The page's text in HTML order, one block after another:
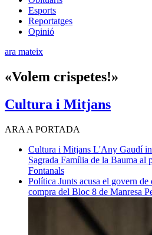
Esports
Reportatges
Opinió
ara mateix
«Volem crispetes!»
Cultura i Mitjans
ARA A PORTADA
Cultura i Mitjans L'Any Gaudí
Sagrada Família de la Bauma al
Fontanals
Política Junts acusa el govern
compra del Bloc 8 de Manresa